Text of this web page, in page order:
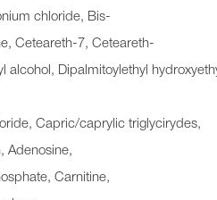
chloride, Bis-
Ceteareth-7, Ceteareth-
alcohol, Dipalmitoylethyl
Capric/caprylic triglycirydes,
Adenosine,
Carnitine,